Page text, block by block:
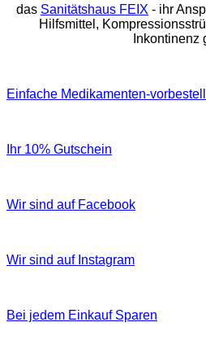
das Sanitätshaus FEIX - ihr
Hilfsmittel,
Inkontinenz
Einfache Medikamenten-
Ihr 10% Gutschein
Wir sind auf Facebook
Wir sind auf Instagram
Bei jedem Einkauf Sparen